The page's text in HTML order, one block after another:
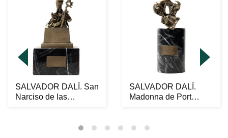
SALVADOR DALÍ. San
Narciso de las
SALVADOR DALÍ.
Madonna de Port